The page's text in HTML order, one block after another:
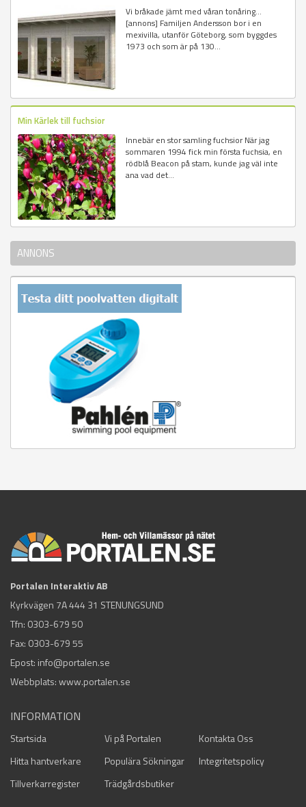
Vi bråkade jämt med våran tonåring...
[annons] Familjen Andersson bor i en
mexivilla, utanför Göteborg, som byggdes
1973 och som är på 130...
Min Kärlek till fuchsior
Innebär en stor samling fuchsior När jag
sommaren 1994 fick min första fuchsia, en
rödblå Beacon på stam, kunde jag väl inte
ana vad det...
ANNONS
Portalen Interaktiv AB
Kyrkvägen 7A 444 31 STENUNGSUND
Tfn: 0303-679 50
Fax: 0303-679 55
Epost: info@portalen.se
Webbplats: www.portalen.se
INFORMATION
Startsida Vi på Portalen
Kontakta Oss
Hitta hantverkare
Populära Sökningar
Integritetspolicy
Tillverkarregister
Trädgårdsbutiker